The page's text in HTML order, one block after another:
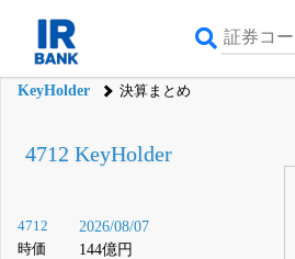
KeyHolder 決算まとめ
4712 KeyHolder
4712 2026/08/07
時価 144億円